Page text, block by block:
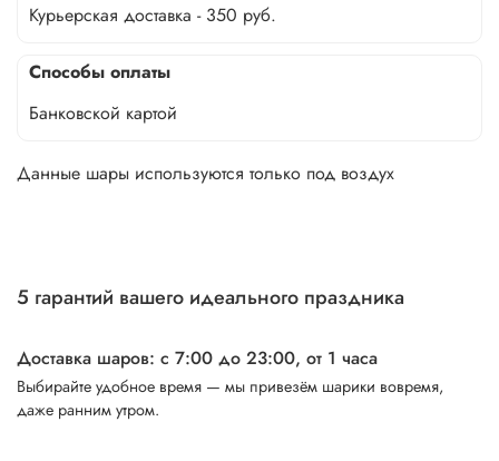
Курьерская доставка - 350 руб.
Способы оплаты
Банковской картой
Данные шары используются только под воздух
5 гарантий вашего идеального праздника
Доставка шаров: с 7:00 до 23:00, от 1 часа
Выбирайте удобное время — мы привезём шарики вовремя,
даже ранним утром.